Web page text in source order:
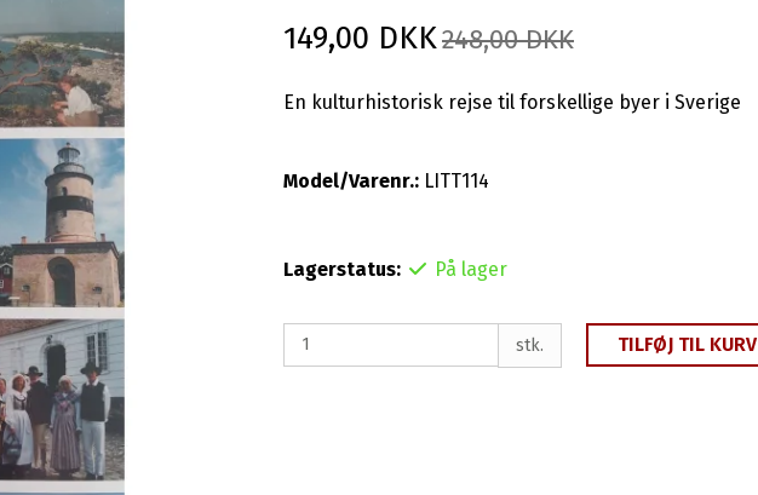
149,00 DKK248,00 DKK
En kulturhistorisk rejse til forskellige byer i Sverige
Model/Varenr.: LITT114
Lagerstatus: På lager
stk. TILFØJ TIL KURV